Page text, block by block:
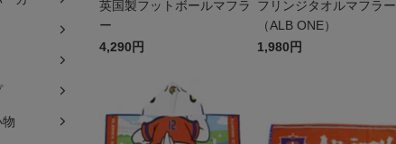
英国製フットボールマフラ
ー
4,290円
フリンジタオルマフラー
（ALB ONE）
1,980円